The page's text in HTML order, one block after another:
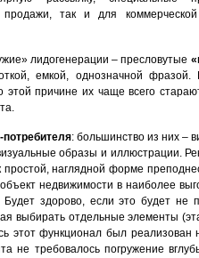
так и для
лидогенерации – пресловутые
емкой, однозначной фразой.
причине их чаще всего
: большинство из них –
образы и иллюстрации.
простой, наглядной форме
недвижимости в наиболее
здорово, если это будет не
выбирать отдельные элементы
этот функционал был реализован
не требовалось погружение